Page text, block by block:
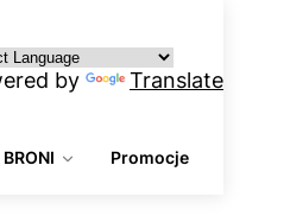
0. Zobacz szczegóły
by Translate
Promocje